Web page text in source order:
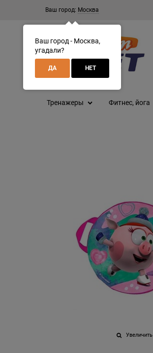
Ваш город: Москва
Тренажеры Фитнес, йога
Увеличить
Ваш город - Москва,
угадали?
ДА НЕТ